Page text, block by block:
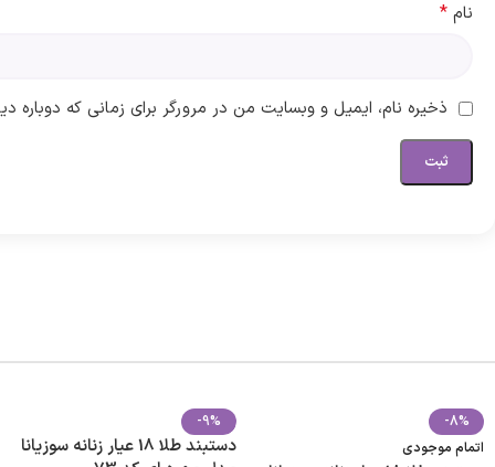
نام *
ذخیره نام، ایمیل و وبسایت من در مرورگر برای زمانی که دوباره
-8%
اتمام موجودی
-9%
دستبند طلا 18 عیار زنانه سوزیانا